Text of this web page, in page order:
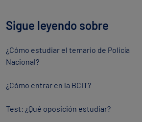
Sigue leyendo sobre
¿Cómo estudiar el temario de Policía
Nacional?
¿Cómo entrar en la BCIT?
Test: ¿Qué oposición estudiar?